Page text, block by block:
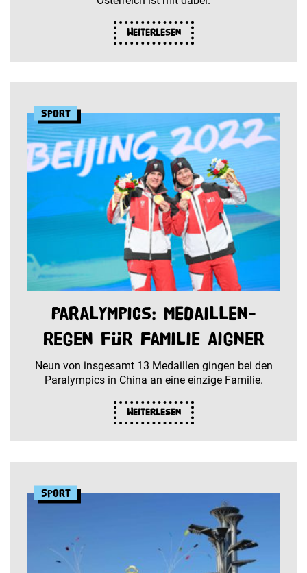
Weiterlesen
Sport
Paralympics: Medaillen-
Regen für Familie Aigner
Neun von insgesamt 13 Medaillen gingen bei den
Paralympics in China an eine einzige Familie.
Weiterlesen
Sport